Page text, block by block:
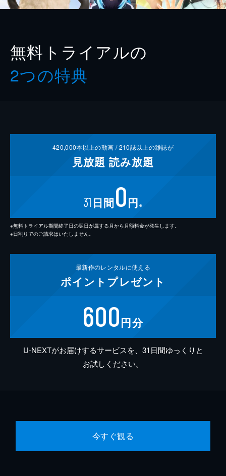
無料トライアルの
2つの特典
420,000本以上の動画 /210誌以上の雑誌が
見放題 読み放題
31 日間0円 ※
※無料トライアル期間終了日の翌日が属する月から月額料金が発生します。
※日割りでのご請求はいたしません。
最新作のレンタルに使える
ポイント プレゼント
600円分
U-NEXTがお届けするサービスを、31日間ゆっくりと
お試しください。
今すぐ観る